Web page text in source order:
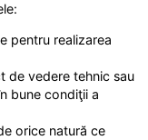
pentru realizarea
de vedere tehnic sau
bune condiţii a
orice natură ce